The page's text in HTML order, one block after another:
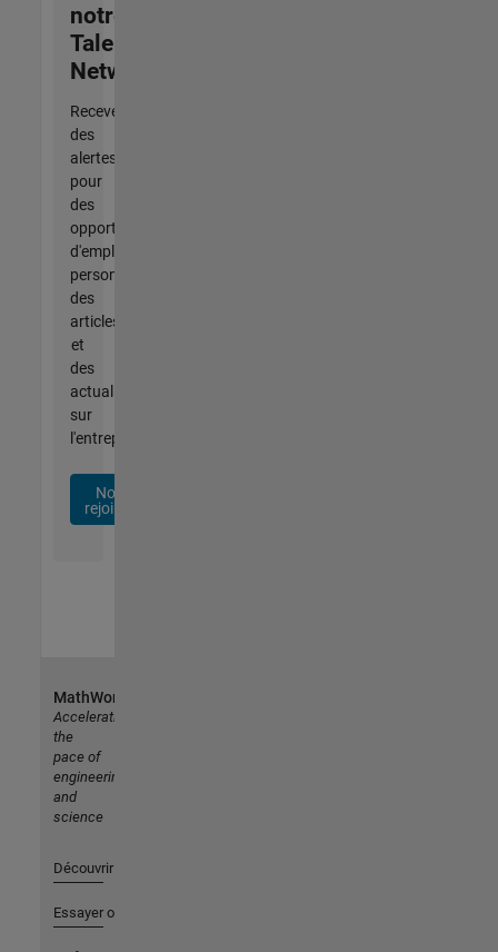
notre
Talent
Network
Recevez
des
alertes
pour
des
opportunités
d'emploi
personnalisées,
des
articles
et
des
actualités
sur
l'entreprise.
Nous
rejoindre
MathWorks
Accelerating
the
pace of
engineering
and
science
Découvrir les produits
Essayer ou acheter